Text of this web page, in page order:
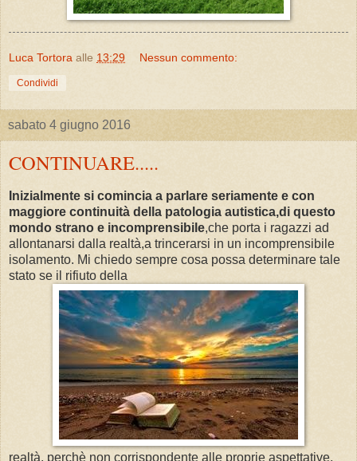
Luca Tortora alle 13:29 Nessun commento:
Condividi
sabato 4 giugno 2016
CONTINUARE.....
Inizialmente si comincia a parlare seriamente e con
maggiore continuità della patologia autistica,di questo
mondo strano e incomprensibile,che porta i ragazzi ad
allontanarsi dalla realtà,a trincerarsi in un incomprensibile
isolamento. Mi chiedo sempre cosa possa determinare tale
stato se il rifiuto della
realtà, perchè non corrispondente alle proprie aspettative,